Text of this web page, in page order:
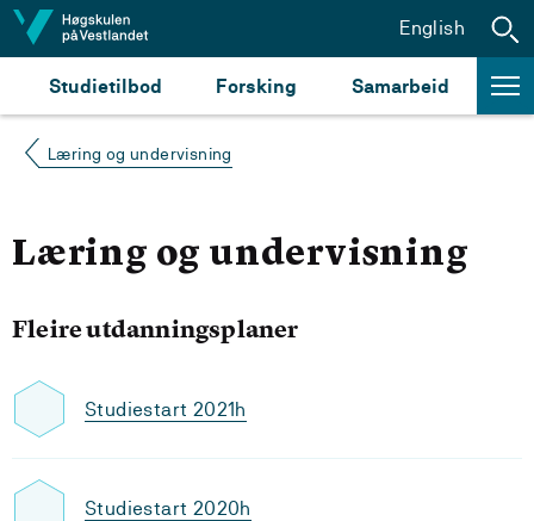
Hopp til innhald
Studietilbod Forsking Samarbeid
English
Læring og undervisning
Læring og undervisning
Fleire utdanningsplaner
Studiestart 2021h
Studiestart 2020h